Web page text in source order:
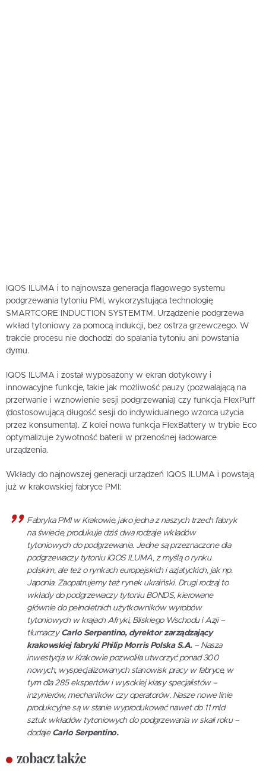
IQOS ILUMA i to najnowsza generacja flagowego systemu
podgrzewania tytoniu PMI, wykorzystująca technologię
SMARTCORE INDUCTION SYSTEMTM. Urządzenie podgrzewa
wkład tytoniowy za pomocą indukcji, bez ostrza grzewczego. W
trakcie procesu nie dochodzi do spalania tytoniu ani powstania
dymu.
IQOS ILUMA i został wyposażony w ekran dotykowy i
innowacyjne funkcje, takie jak możliwość pauzy (pozwalającą na
przerwanie i wznowienie sesji podgrzewania) czy funkcja FlexPuff
(dostosowującą długość sesji do indywidualnego wzorca użycia
przez konsumenta). Z kolei nowa funkcja FlexBattery w trybie Eco
optymalizuje żywotność baterii w przenośnej ładowarce
urządzenia.
Wkłady do najnowszej generacji urządzeń IQOS ILUMA i powstają
już w krakowskiej fabryce PMI:
Fabryka PMI w Krakowie, jako jedna z naszych trzech fabryk
na świecie, produkuje dziś dwa rodzaje wkładów
tytoniowych do podgrzewania. Jedne są przeznaczone dla
podgrzewaczy tytoniu IQOS ILUMA, z myślą o rynku
polskim, ale też o rynkach europejskich i azjatyckich, jak np.
Japonia. Zaopatrujemy też rynek ukraiński. Drugi rodzaj to
wkłady do podgrzewaczy tytoniu BONDS, kierowane
głównie do pełnoletnich użytkowników wyrobów
tytoniowych w krajach Afryki, Bliskiego Wschodu i Azji –
tłumaczy Carlo Serpentino, dyrektor zarządzający
krakowskiej fabryki Philip Morris Polska S.A.– Nasza
inwestycja w Krakowie pozwoliła utworzyć ponad 300
nowych, wyspecjalizowanych stanowisk pracy w fabryce, w
tym dla 285 ekspertów i wysokiej klasy specjalistów –
inżynierów, mechaników czy operatorów. Nasze nowe linie
produkcyjne są w stanie wyprodukować nawet do 11 mld
sztuk wkładów tytoniowych do podgrzewania w skali roku –
dodaje Carlo Serpentino.
zobacz także